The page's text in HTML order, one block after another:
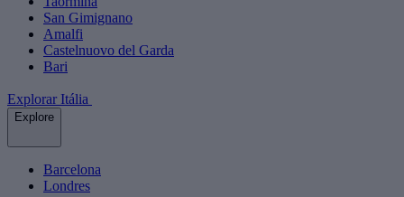
San Gimignano
Amalfi
Castelnuovo del Garda
Bari
Explorar Itália
Explore
Barcelona
Londres